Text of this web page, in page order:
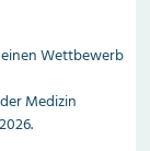
Wettbewerb
Medizin